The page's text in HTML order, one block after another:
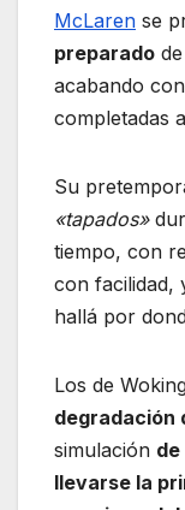
McLaren se
preparado
acabando
completadas
Su
«tapados»
tiempo, con
con facilidad,
hallá por
Los de
degradación
simulación
llevarse la